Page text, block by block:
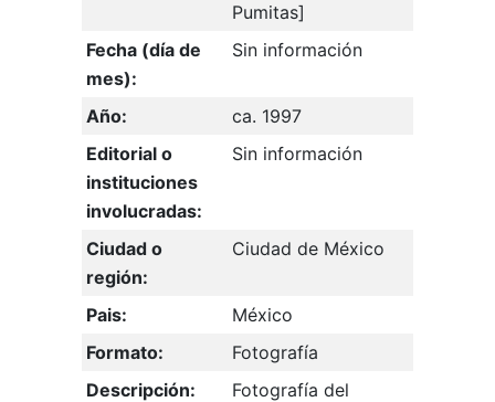
Pumitas]
Fecha (día de
mes):
Sin información
Año:
ca. 1997
Editorial o
instituciones
involucradas:
Sin información
Ciudad o
región:
Ciudad de México
Pais:
México
Formato:
Fotografía
Descripción:
Fotografía del